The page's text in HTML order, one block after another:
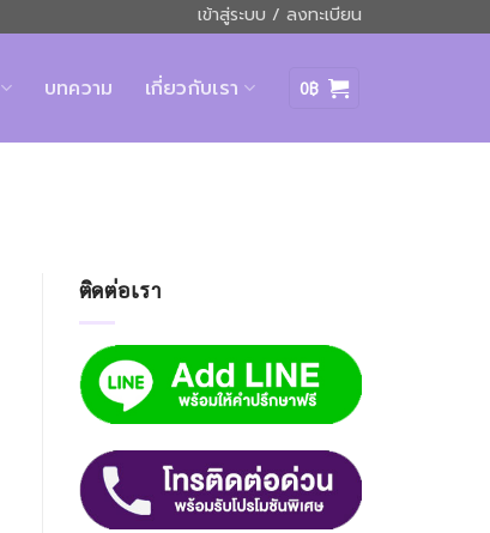
เข้าสู่ระบบ / ลงทะเบียน
บทความ เกี่ยวกับเรา 0฿
ติดต่อเรา